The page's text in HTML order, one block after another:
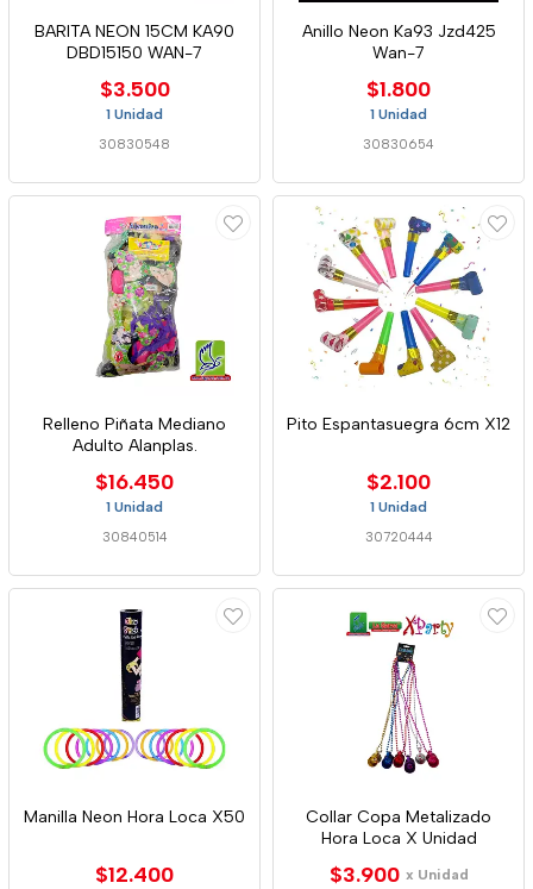
BARITA NEON 15CM KA90
DBD15150 WAN-7
$3.500
1 Unidad
30830548
Anillo Neon Ka93 Jzd425
Wan-7
$1.800
1 Unidad
30830654
Relleno Piñata Mediano
Adulto Alanplas.
$16.450
1 Unidad
30840514
Pito Espantasuegra 6cm X12
$2.100
1 Unidad
30720444
Manilla Neon Hora Loca X50
$12.400
Collar Copa Metalizado
Hora Loca X Unidad
$3.900 x Unidad